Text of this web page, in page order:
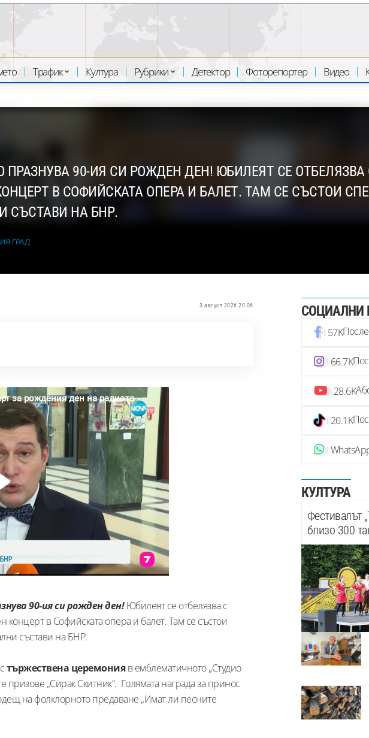
Трафик Култура Рубрики Детектор Фоторепортер Видео
90-ИЯ СИ РОЖДЕН ДЕН! ЮБИЛЕЯТ СЕ ОТБЕЛЯЗВА
В СОФИЙСКАТА ОПЕРА И БАЛЕТ. ТАМ СЕ СЪСТОИ
СЪСТАВИ НА БНР.
ГРАД
3 август 2026 20:06
90-ия си рожден ден!Юбилеят се отбелязва с
концерт в Софийската опера и балет. Там се състои
състави на БНР.
тържествена церемонияв емблематичното „Студио
призове „Сирак Скитник”. Голямата награда за принос
на фолклорното предаване „Имат ли песните
СОЦИАЛНИ
57K
66.7K
28.6K
20.1K
КУЛТУРА
Фестивалът
близо 300